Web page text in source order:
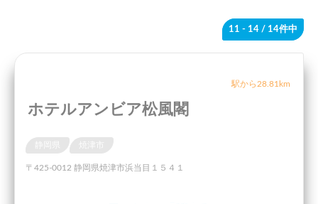
11 - 14 / 14件中
駅から28.81km
ホテルアンビア松風閣
〒425-0012 静岡県焼津市浜当目１５４１